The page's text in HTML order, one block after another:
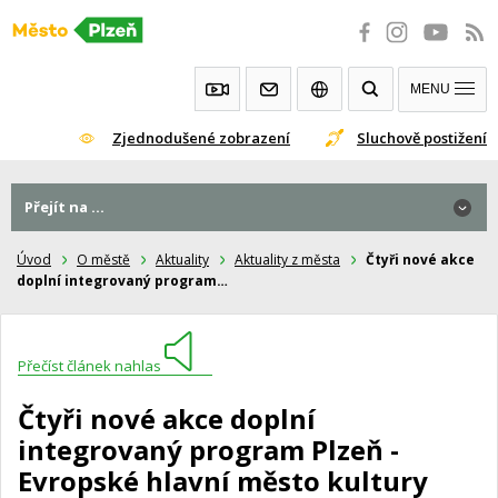
Přeskočit
Zjednodušené zobrazení Sluchově postižení
MENU
Úvod O městě Aktuality Aktuality z města
Čtyři nové akce
doplní integrovaný program…
Přečíst článek nahlas
Čtyři nové akce doplní
integrovaný program Plzeň -
Evropské hlavní město kultury
Přejít na ...